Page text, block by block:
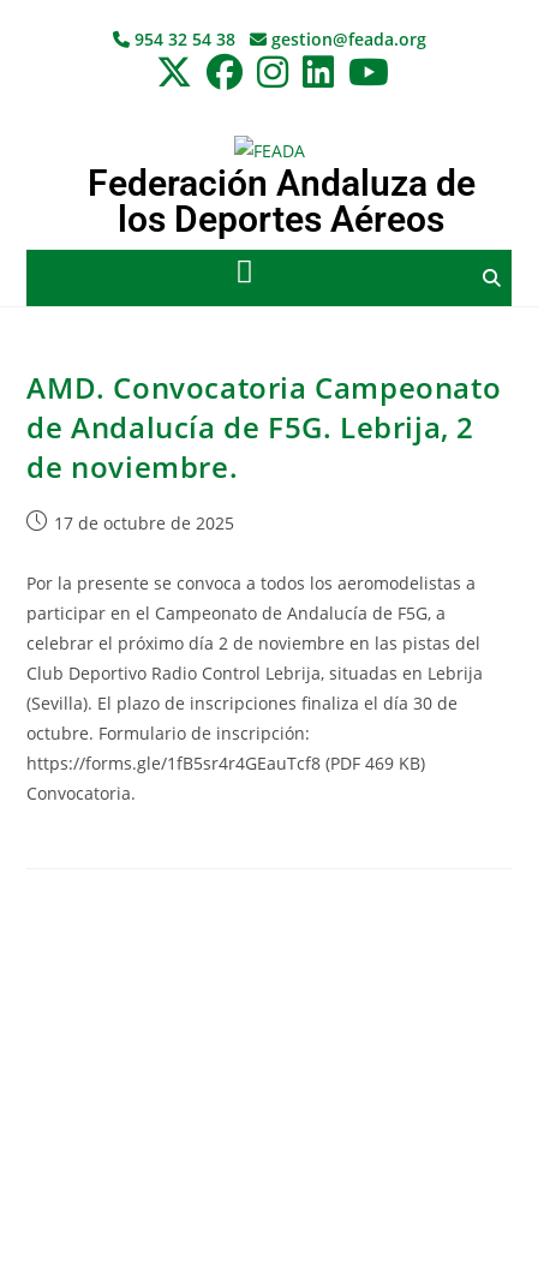
954 32 54 38 gestion@feada.org
Federación Andaluza de
los Deportes Aéreos
AMD. Convocatoria Campeonato
de Andalucía de F5G. Lebrija, 2
de noviembre.
17 de octubre de 2025
Por la presente se convoca a todos los aeromodelistas a
participar en el Campeonato de Andalucía de F5G, a
celebrar el próximo día 2 de noviembre en las pistas del
Club Deportivo Radio Control Lebrija, situadas en Lebrija
(Sevilla). El plazo de inscripciones finaliza el día 30 de
octubre. Formulario de inscripción:
https://forms.gle/1fB5sr4r4GEauTcf8 (PDF 469 KB)
Convocatoria.